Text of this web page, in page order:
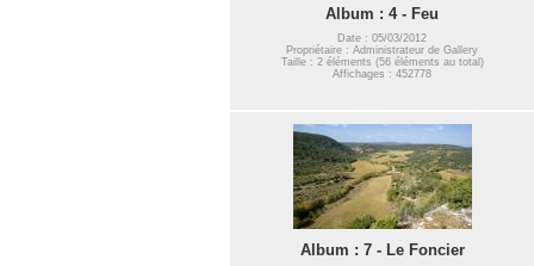
Album : 4 - Feu
Date : 05/03/2012
Propriétaire : Administrateur de Gallery
Taille : 2 éléments (56 éléments au total)
Affichages : 452778
Album : 7 - Le Foncier